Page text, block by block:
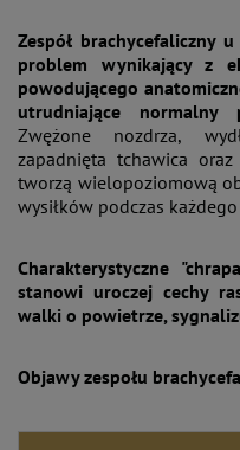
Zespół brachycefaliczny
problem wynikający z
powodującego
utrudniające normalny
Zwężone nozdrza,
zapadnięta tchawica
tworzą wielopoziomową
wysiłków podczas
Charakterystyczne
stanowi uroczej cechy
walki o powietrze,
Objawy zespołu